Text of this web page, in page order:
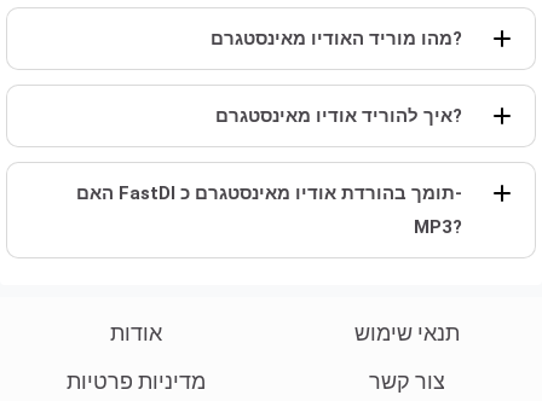
מהו מוריד האודיו מאינסטגרם?
איך להוריד אודיו מאינסטגרם?
האם FastDl תומך בהורדת אודיו מאינסטגרם כ-
MP3?
אודות
תנאי שימוש
מדיניות פרטיות
צור קשר